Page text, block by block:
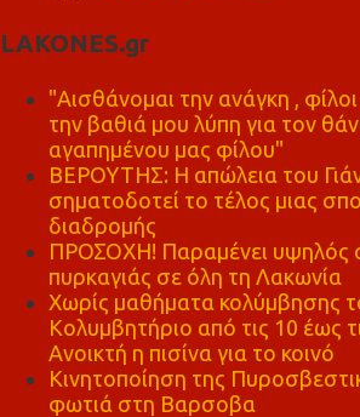
LAKONES.gr
"Αισθάνομαι την ανάγκη ,
την βαθιά μου λύπη για τον
αγαπημένου μας φίλου"
ΒΕΡΟΥΤΗΣ: Η απώλεια του
σηματοδοτεί το τέλος μιας
διαδρομής
ΠΡΟΣΟΧΗ! Παραμένει υψηλός
πυρκαγιάς σε όλη τη Λακωνία
Χωρίς μαθήματα κολύμβησης
Κολυμβητήριο από τις 10 έως
Ανοικτή η πισίνα για το κοινό
Κινητοποίηση της
φωτιά στη Βαρσοβα